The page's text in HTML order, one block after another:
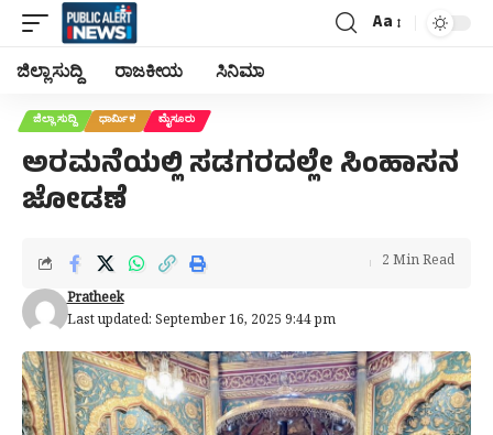
Font
Aa
ಜಿಲ್ಲಾ ಸುದ್ದಿ ರಾಜಕೀಯ ಸಿನಿಮಾ
ಜಿಲ್ಲಾ ಸುದ್ದಿ ಧಾರ್ಮಿಕ ಮೈಸೂರು
ಅರಮನೆಯಲ್ಲಿ ಸಡಗರದಲ್ಲೇ ಸಿಂಹಾಸನ
ಜೋಡಣೆ
Last updated: September 16, 2025 9:44 pm
Pratheek
2 Min Read